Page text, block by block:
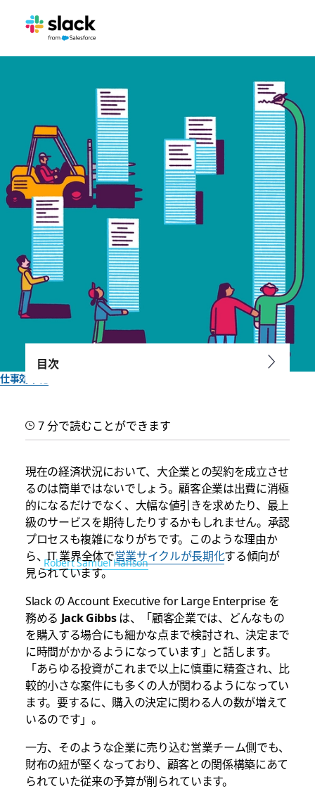
仕事効率化
厳しい経済状況下での営業活
Slack の大企業担当営業メンバーが実践している、成約をスピ
ーディーにまとめる方法とは
Slack チーム一同作成
2023年1月20日
イラスト: Robert Samuel Hanson
目次
7 分で読むことができます
現在の経済状況において、大企業との契約を成立させ
るのは簡単ではないでしょう。顧客企業は出費に消極
的になるだけでなく、大幅な値引きを求めたり、最上
級のサービスを期待したりするかもしれません。承認
プロセスも複雑になりがちです。このような理由か
ら、IT 業界全体で営業サイクルが長期化する傾向が
見られています。
Slack の Account Executive for Large Enterprise を
務める Jack Gibbsは、「顧客企業では、どんなもの
を購入する場合にも細かな点まで検討され、決定まで
に時間がかかるようになっています」と話します。
「あらゆる投資がこれまで以上に慎重に精査され、比
較的小さな案件にも多くの人が関わるようになってい
ます。要するに、購入の決定に関わる人の数が増えて
いるのです」。
一方、そのような企業に売り込む営業チーム側でも、
財布の紐が堅くなっており、顧客との関係構築にあて
られていた従来の予算が削られています。